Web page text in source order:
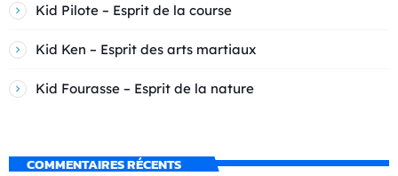
Kid Pilote – Esprit de la course
Kid Ken – Esprit des arts martiaux
Kid Fourasse – Esprit de la nature
COMMENTAIRES RÉCENTS